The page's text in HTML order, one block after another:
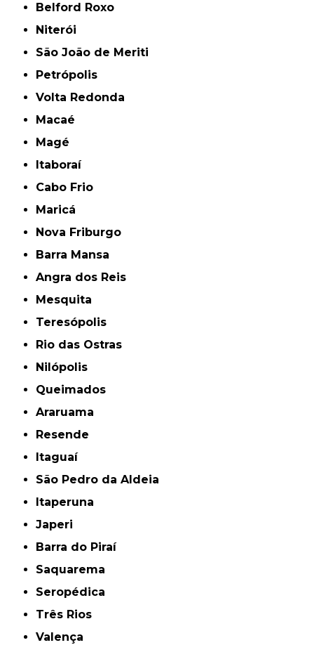
Belford Roxo
Niterói
São João de Meriti
Petrópolis
Volta Redonda
Macaé
Magé
Itaboraí
Cabo Frio
Maricá
Nova Friburgo
Barra Mansa
Angra dos Reis
Mesquita
Teresópolis
Rio das Ostras
Nilópolis
Queimados
Araruama
Resende
Itaguaí
São Pedro da Aldeia
Itaperuna
Japeri
Barra do Piraí
Saquarema
Seropédica
Três Rios
Valença